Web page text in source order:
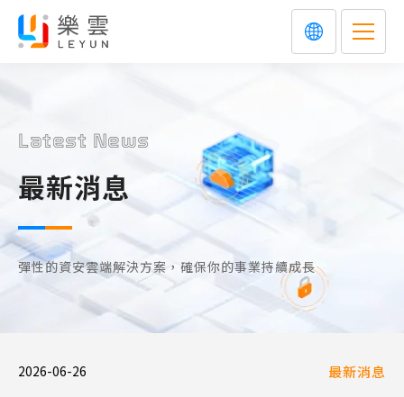
Latest News
最新消息
彈性的資安雲端解決方案，確保你的事業持續成長
2026-06-26 最新消息